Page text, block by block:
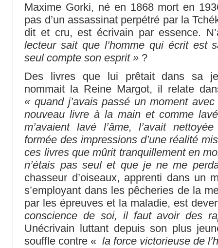
Maxime Gorki, né en 1868 mort en
pas d’un assassinat perpétré par la
dit et cru, est écrivain par essence.
lecteur sait que l’homme qui écrit est
seul compte son esprit » ?
Des livres que lui prêtait dans sa
nommait la Reine Margot, il relate
« quand j’avais passé un moment
nouveau livre à la main et comme
m’avaient lavé l’âme, l’avait
formée des impressions d’une réalité
ces livres que mûrit tranquillement en
n’étais pas seul et que je ne me
chasseur d’oiseaux, apprenti dans un
s’employant dans les pêcheries de la
par les épreuves et la maladie, est
conscience de soi, il faut avoir des
Unécrivain luttant depuis son plus
souffle contre « la force victorieuse de